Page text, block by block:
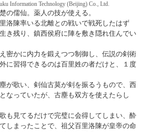
Information Technology (Beijing) Co., Ltd.
の儒仙。薬人の技が使える。
洛陳率いる北離との戦いで戦死したはず
き残り、鎮西侯府に陣を敷き隠れ住んでい
密かに内力を鍛えつつ制御し、伝説の剣術
に習得できるのは百里姓の者だけと、１度
が歌い、剣仙古莫が剣を振るうもので、西
なっていたが、古塵も双方を使えたらし
も見てるだけで完璧に会得してしまい、酔
しまったことで、祖父百里洛陳が皇帝の命